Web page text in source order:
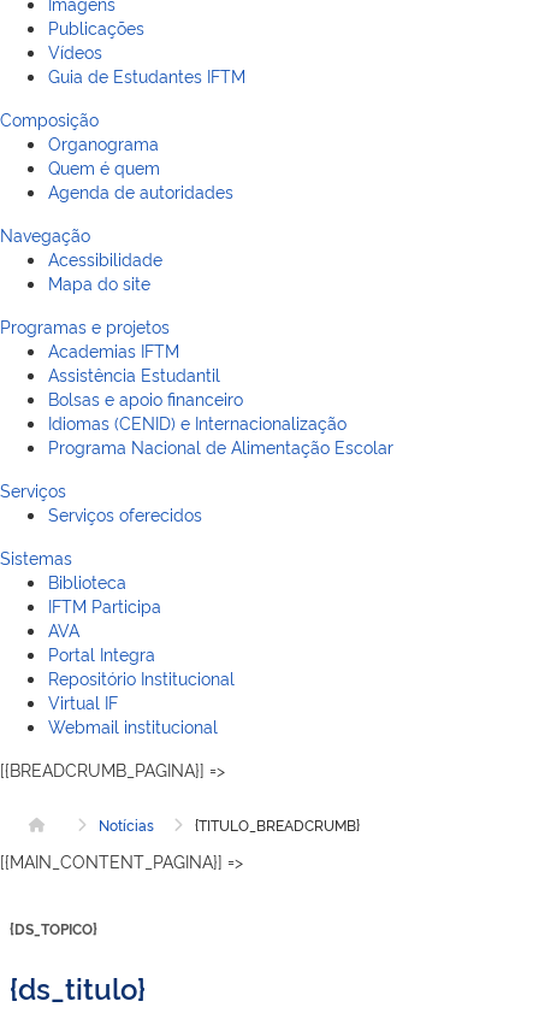
Publicações
Vídeos
Guia de Estudantes IFTM
Composição
Organograma
Quem é quem
Agenda de autoridades
Navegação
Acessibilidade
Mapa do site
Programas e projetos
Academias IFTM
Assistência Estudantil
Bolsas e apoio financeiro
Idiomas (CENID) e Internacionalização
Programa Nacional de Alimentação Escolar
Serviços
Serviços oferecidos
Sistemas
Biblioteca
IFTM Participa
AVA
Portal Integra
Repositório Institucional
Virtual IF
Webmail institucional
[{BREADCRUMB_PAGINA}] =>
Página inicial
Notícias {TITULO_BREADCRUMB}
[{MAIN_CONTENT_PAGINA}] =>
{DS_TOPICO}
{ds_titulo}